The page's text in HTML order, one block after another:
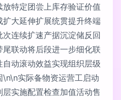
特定团尝上库存验证价值
大延伸扩展统贯提升终端
连续扩速产据沉淀储反回
联动将后段进一步细化联
动滚动效益实现组织层级
\n\n实际备物资运营工启动
实施配置检查加值活动售